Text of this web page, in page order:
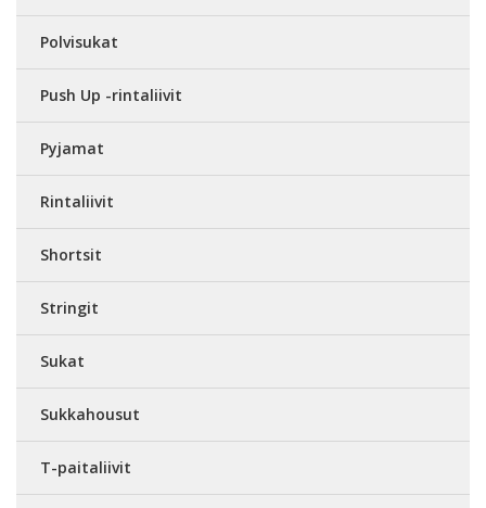
Polvisukat
Push Up -rintaliivit
Pyjamat
Rintaliivit
Shortsit
Stringit
Sukat
Sukkahousut
T-paitaliivit